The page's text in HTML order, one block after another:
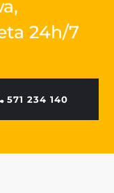
24h/7
571 234 140